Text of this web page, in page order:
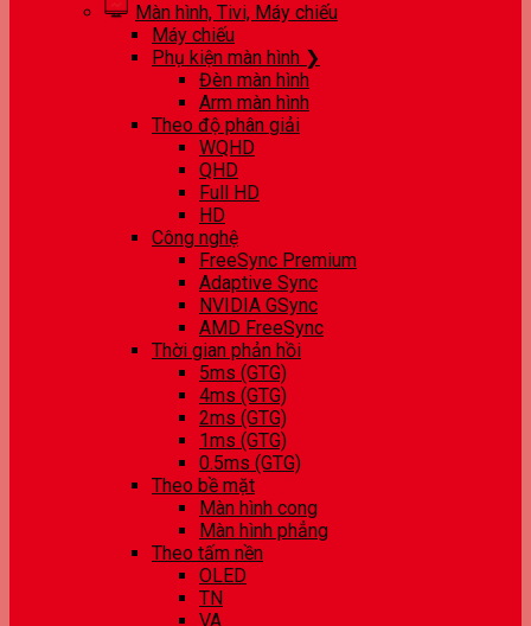
Màn hình, Tivi, Máy chiếu
Máy chiếu
Phụ kiện màn hình ❯
Đèn màn hình
Arm màn hình
Theo độ phân giải
WQHD
QHD
Full HD
HD
Công nghệ
FreeSync Premium
Adaptive Sync
NVIDIA GSync
AMD FreeSync
Thời gian phản hồi
5ms (GTG)
4ms (GTG)
2ms (GTG)
1ms (GTG)
0.5ms (GTG)
Theo bề mặt
Màn hình cong
Màn hình phẳng
Theo tấm nền
OLED
TN
VA